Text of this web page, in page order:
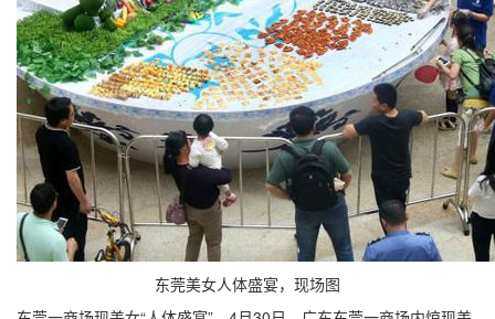
东莞美女人体盛宴，现场图